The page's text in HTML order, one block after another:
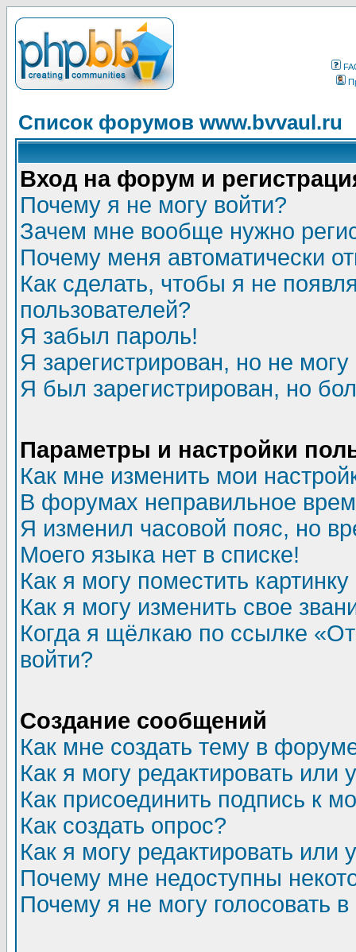
Список форумов www.bvvaul.ru
Вход на форум и
Почему я не могу войти?
Зачем мне вообще нужно
Почему меня автоматически
Как сделать, чтобы я не
пользователей?
Я забыл пароль!
Я зарегистрирован, но не могу
Я был зарегистрирован, но
Параметры и настройки
Как мне изменить мои
В форумах неправильное
Я изменил часовой пояс, но
Моего языка нет в списке!
Как я могу поместить
Как я могу изменить свое
Когда я щёлкаю по ссылке
войти?
Создание сообщений
Как мне создать тему в
Как я могу редактировать или
Как присоединить подпись к
Как создать опрос?
Как я могу редактировать или
Почему мне недоступны
Почему я не могу голосовать